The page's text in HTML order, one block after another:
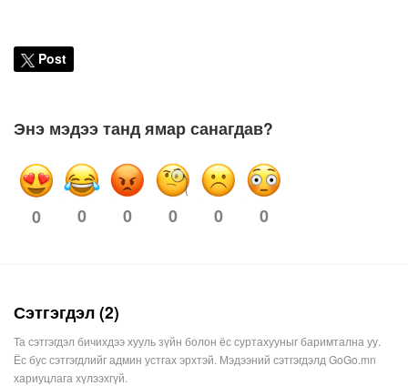
Post
Энэ мэдээ танд ямар санагдав?
0 0 0 0 0 0
Сэтгэгдэл (2)
Та сэтгэгдэл бичихдээ хууль зүйн болон ёс суртахууныг баримтална уу.
Ёс бус сэтгэгдлийг админ устгах эрхтэй. Мэдээний сэтгэгдэлд GoGo.mn
хариуцлага хүлээхгүй.